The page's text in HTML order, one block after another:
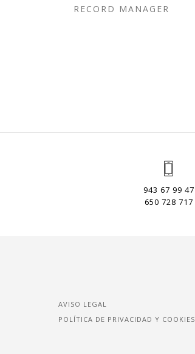
RECORD MANAGER
943 67 99 47
650 728 717
AVISO LEGAL
POLÍTICA DE PRIVACIDAD Y COOKIES